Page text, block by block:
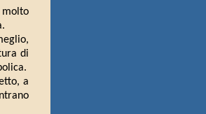
molto
di
a